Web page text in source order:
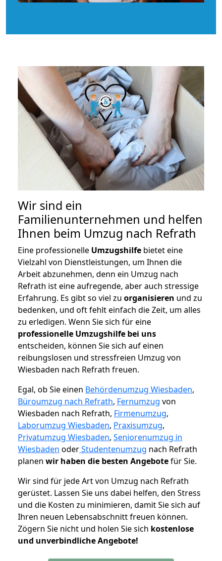
Wir sind ein
Familienunternehmen und helfen
Ihnen beim Umzug nach Refrath
Eine professionelle Umzugshilfe bietet eine
Vielzahl von Dienstleistungen, um Ihnen die
Arbeit abzunehmen, denn ein Umzug nach
Refrath ist eine aufregende, aber auch stressige
Erfahrung. Es gibt so viel zu organisieren und zu
bedenken, und oft fehlt einfach die Zeit, um alles
zu erledigen. Wenn Sie sich für eine
professionelle Umzugshilfe bei uns
entscheiden, können Sie sich auf einen
reibungslosen und stressfreien Umzug von
Wiesbaden nach Refrath freuen.
Egal, ob Sie einen Behördenumzug Wiesbaden,
Büroumzug nach Refrath, Fernumzug von
Wiesbaden nach Refrath, Firmenumzug,
Laborumzug Wiesbaden, Praxisumzug,
Privatumzug Wiesbaden, Seniorenumzug in
Wiesbaden oderStudentenumzug nach Refrath
planen wir haben die besten Angebotefür Sie.
Wir sind für jede Art von Umzug nach Refrath
gerüstet. Lassen Sie uns dabei helfen, den Stress
und die Kosten zu minimieren, damit Sie sich auf
Ihren neuen Lebensabschnitt freuen können.
Zögern Sie nicht und holen Sie sich kostenlose
und unverbindliche Angebote!